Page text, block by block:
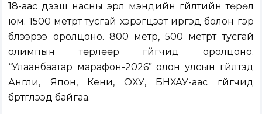
18-аас дээш насны эрүүл мэндийн гүйлтийн төрөл
юм. 1500 метрт тусгай хэрэгцээт иргэд болон гэр
бүлээрээ оролцоно. 800 метр, 500 метрт тусгай
олимпын төрлөөр гүйгчид оролцоно.
“Улаанбаатар марафон-2026” олон улсын гүйлтэд
Англи, Япон, Кени, ОХУ, БНХАУ-аас гүйгчид
бүртгүүлээд байгаа.